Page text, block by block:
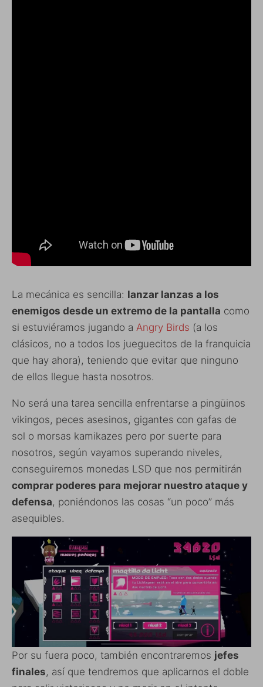
La mecánica es sencilla: lanzar lanzas a los
enemigos desde un extremo de la pantalla como
si estuviéramos jugando a Angry Birds (a los
clásicos, no a todos los jueguecitos de la franquicia
que hay ahora), teniendo que evitar que ninguno
de ellos llegue hasta nosotros.
No será una tarea sencilla enfrentarse a pingüinos
vikingos, peces asesinos, gigantes con gafas de
sol o morsas kamikazes pero por suerte para
nosotros, según vayamos superando niveles,
conseguiremos monedas LSD que nos permitirán
comprar poderes para mejorar nuestro ataque y
defensa, poniéndonos las cosas “un poco” más
asequibles.
Por su fuera poco, también encontraremos jefes
finales, así que tendremos que aplicarnos el doble